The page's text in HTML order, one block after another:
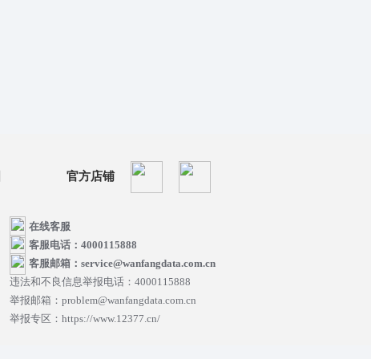
官方店铺
在线客服
客服电话：4000115888
客服邮箱：service@wanfangdata.com.cn
违法和不良信息举报电话：4000115888
举报邮箱：problem@wanfangdata.com.cn
举报专区：https://www.12377.cn/